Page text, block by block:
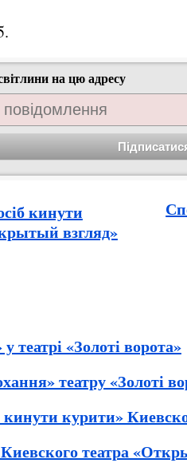
на цю адресу
кинути
взгляд»
театрі «Золоті ворота»
театру «Золоті
курити»
театра